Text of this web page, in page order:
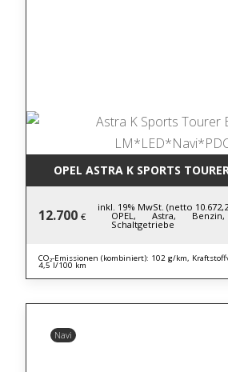
OPEL ASTRA K SPORTS
12.700 €
inkl. 19% MwSt. (netto
OPEL, Astra, Benzin,
Schaltgetriebe
CO₂-Emissionen (kombiniert): 102 g/km,
4,5 l/100 km
Navi